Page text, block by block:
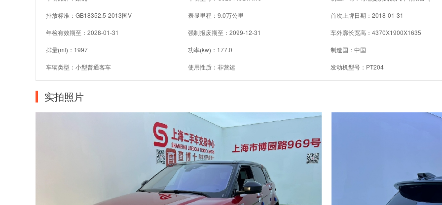
排放标准：GB18352.5-2013国V 表显里程：9.0万公里 首次上牌日期：2018-01-31
年检有效期至：2028-01-31 强制报废期至：2099-12-31 车外廓长宽高：4370X1900X1635
排量(ml)：1997 功率(kw)：177.0 制造国：中国
车辆类型：小型普通客车 使用性质：非营运 发动机型号：PT204
实拍照片